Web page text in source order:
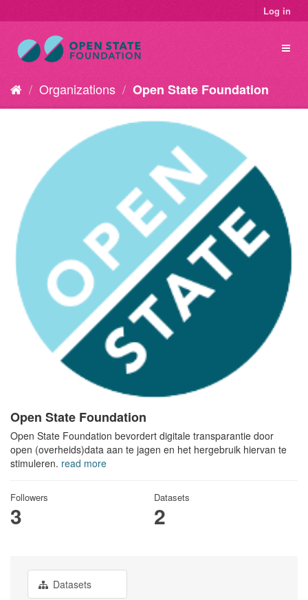
Log in
Organizations Open State Foundation
Open State Foundation
Open State Foundation bevordert digitale transparantie door
open (overheids)data aan te jagen en het hergebruik hiervan te
stimuleren. read more
Followers
3
Datasets
2
Datasets